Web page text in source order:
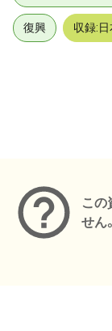
復興 収録:
この
せん。